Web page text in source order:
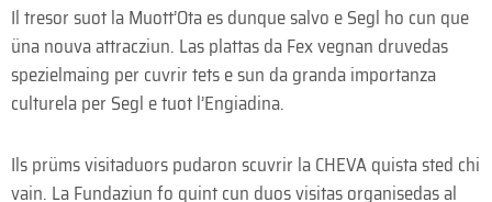
Il tresor suot la Muott’Ota es dunque salvo e Segl ho cun que
üna nouva attracziun. Las plattas da Fex vegnan druvedas
spezielmaing per cuvrir tets e sun da granda importanza
culturela per Segl e tuot l’Engiadina.
Ils prüms visitaduors pudaron scuvrir la CHEVA quista sted chi
vain. La Fundaziun fo quint cun duos visitas organisedas al